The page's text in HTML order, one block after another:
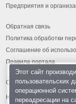
Предприятия и
Обратная связь
Политика обработки
Соглашение об
Правила портала
На информационном
Этот сайт
пользовательских
операционной
переадресации на